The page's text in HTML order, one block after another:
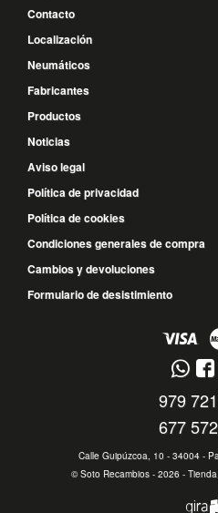
Contacto
Localización
Neumáticos
Fabricantes
Productos
Noticias
Aviso legal
Política de privacidad
Política de cookies
Condiciones generales de compra
Cambios y devoluciones
Formulario de desistimiento
979
677
Calle Guipúzcoa, 10 - 34004 -
©Soto Recambios- 2026 -